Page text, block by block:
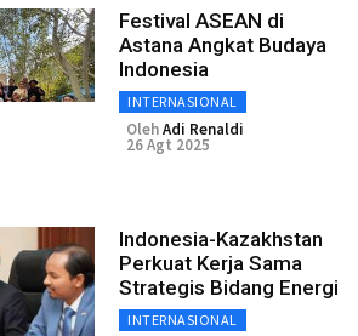
Festival ASEAN di
Astana Angkat Budaya
Indonesia
INTERNASIONAL
OlehAdi Renaldi
26 Agt 2025
Indonesia-Kazakhstan
Perkuat Kerja Sama
Strategis Bidang Energi
INTERNASIONAL